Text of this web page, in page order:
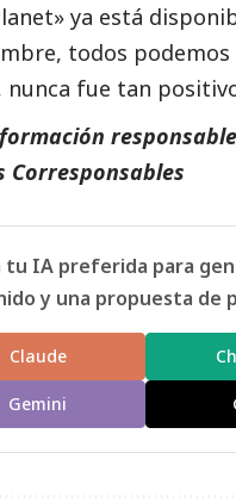
ya está
todos
nunca fue tan
Corresponsables
tu IA preferida para
y una propuesta de
Claude
Gemini